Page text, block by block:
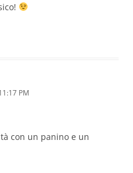
PM
con un panino e un